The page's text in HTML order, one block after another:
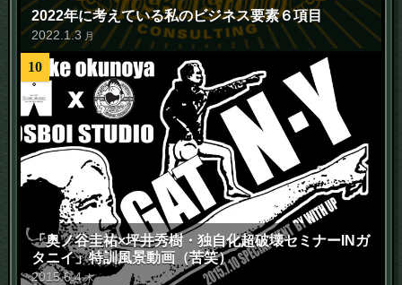
2022年に考えている私のビジネス要素６項目
2022 1.3 月
10
「奥ノ谷圭祐×坪井秀樹・独自化超破壊セミナーINガ
タニイ」特訓風景動画（苦笑）
2015.6.4 木